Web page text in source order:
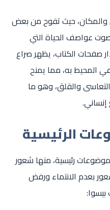
والمكان، حيث تفوح من بعض
عواصف الحياة التي
صفحات الكتاب، يظهر صراع
المحيط به، مما يمنح
والقلق، وهو ما
الرئيسية
رئيسية، منها شعور
بعدم الانتماء ورفض
بيسوا: